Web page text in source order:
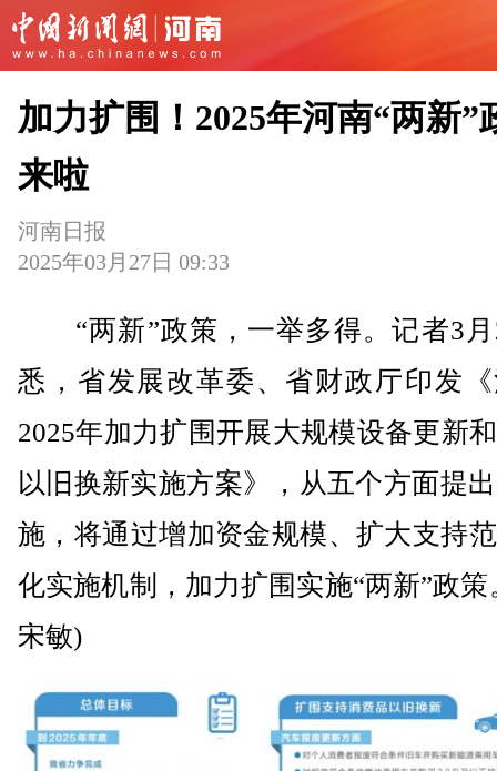
加力扩围！2025年河南“两新”
来啦
河南日报
2025年03月27日 09:33
“两新”政策，一举多得。记者3月
悉，省发展改革委、省财政厅印发
2025年加力扩围开展大规模设备更新
以旧换新实施方案》，从五个方面提
施，将通过增加资金规模、扩大支持
化实施机制，加力扩围实施“两新”政策
宋敏)